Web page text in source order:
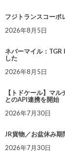
フジトランスコーポ
2026年8月5日
ネバーマイル：TGR
した
2026年8月5日
【トドケール】マ
とのAPI連携を開始
2026年7月30日
JR貨物／お盆休み
2026年7月30日